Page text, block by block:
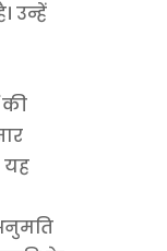
उन्हें
की
यह